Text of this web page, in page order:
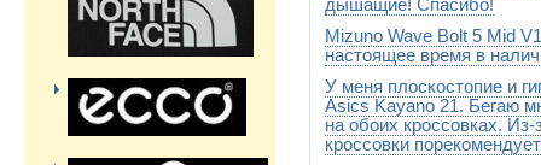
дышащие! Спасибо!
http://www.stylesport.ru/
Mizuno Wave Bolt 5 Mid
настоящее время в
К сожалению,размер 10,5
У меня плоскостопие и
Asics Kayano 21. Бегаю
на обоих кроссовках.
кроссовки